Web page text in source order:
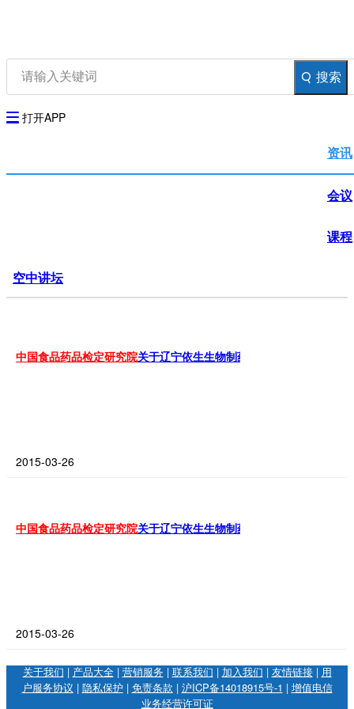
行云公开课
生物谷
搜索
打开APP
资讯
会议
课程
空中讲坛
中国食品药品检定研究院关于辽宁依生生物制药有限公司117批人用
2015-03-26
中国食品药品检定研究院关于辽宁依生生物制药有限公司117批人用
2015-03-26
关于我们 | 产品大全| 营销服务 | 联系我们 | 加入我们 | 友情链接| 用
户服务协议 | 隐私保护| 免责条款 | 沪ICP备14018915号-1 | 增值电信
业务经营许可证